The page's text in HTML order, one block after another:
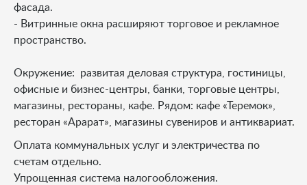
фасада.
- Витринные окна расширяют торговое и рекламное
пространство.
Окружение: развитая деловая структура, гостиницы,
офисные и бизнес-центры, банки, торговые центры,
магазины, рестораны, кафе. Рядом: кафе «Теремок»,
ресторан «Арарат», магазины сувениров и антиквариат.
Оплата коммунальных услуг и электричества по
счетам отдельно.
Упрощенная система налогообложения.